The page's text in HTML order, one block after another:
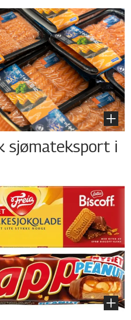
sjømateksport i